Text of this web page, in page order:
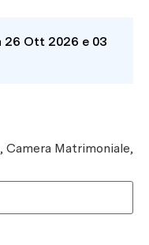
26 Ott 2026 e 03
Camera Matrimoniale,